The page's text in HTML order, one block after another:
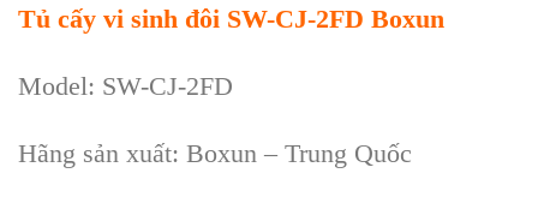
Tủ cấy vi sinh đôi SW-CJ-2FD Boxun
Model: SW-CJ-2FD
Hãng sản xuất: Boxun – Trung Quốc